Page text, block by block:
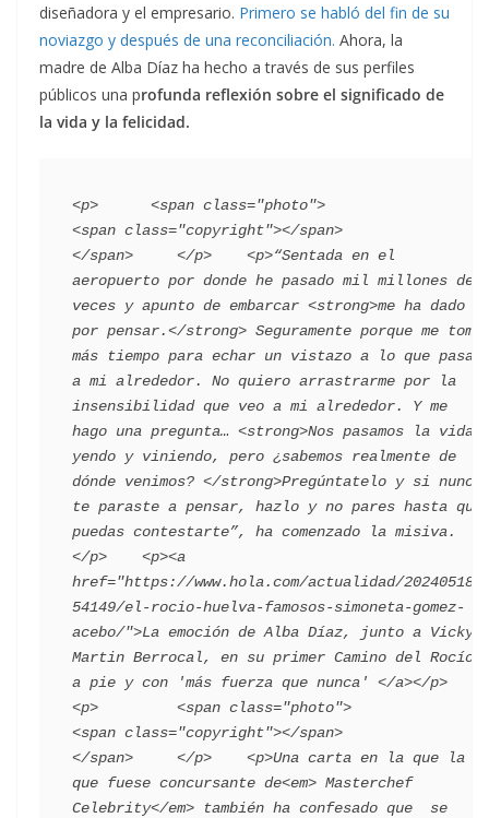
diseñadora y el empresario. Primero se habló del fin de su
noviazgo y después de una reconciliación. Ahora, la
madre de Alba Díaz ha hecho a través de sus perfiles
públicos una profunda reflexión sobre el significado de
la vida y la felicidad.
<p>      <span class="photo">
<span class="copyright"></span>
</span>     </p>    <p>“Sentada en el
aeropuerto por donde he pasado mil millones de
veces y apunto de embarcar <strong>me ha dado
por pensar.</strong> Seguramente porque me tomo
más tiempo para echar un vistazo a lo que pasa
a mi alrededor. No quiero arrastrarme por la
insensibilidad que veo a mi alrededor. Y me
hago una pregunta… <strong>Nos pasamos la vida
yendo y viniendo, pero ¿sabemos realmente de
dónde venimos? </strong>Pregúntatelo y si nunca
te paraste a pensar, hazlo y no pares hasta que
puedas contestarte”, ha comenzado la misiva.
</p>    <p><a
href="https://www.hola.com/actualidad/202405182
54149/el-rocio-huelva-famosos-simoneta-gomez-
acebo/">La emoción de Alba Díaz, junto a Vicky
Martin Berrocal, en su primer Camino del Rocío
a pie y con 'más fuerza que nunca' </a></p>
<p>         <span class="photo">
<span class="copyright"></span>
</span>     </p>    <p>Una carta en la que la
que fuese concursante de<em> Masterchef
Celebrity</em> también ha confesado que  se